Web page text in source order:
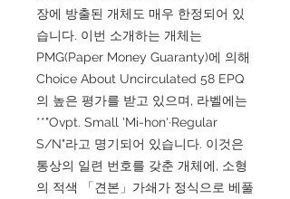
장에 방출된 개체도 매우 한정되어 있
습니다. 이번 소개하는 개체는
PMG(Paper Money Guaranty)에 의해
Choice About Uncirculated 58 EPQ
의 높은 평가를 받고 있으며, 라벨에는
**"Ovpt. Small 'Mi-hon'·Regular
S/N"라고 명기되어 있습니다. 이것은
통상의 일련 번호를 갖춘 개체에, 소형
의 적색 「견본」가쇄가 정식으로 베풀